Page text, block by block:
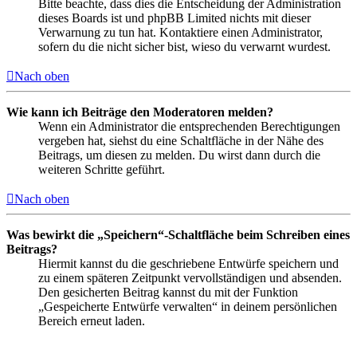
Bitte beachte, dass dies die Entscheidung der Administration
dieses Boards ist und phpBB Limited nichts mit dieser
Verwarnung zu tun hat. Kontaktiere einen Administrator,
sofern du die nicht sicher bist, wieso du verwarnt wurdest.
Nach oben
Wie kann ich Beiträge den Moderatoren melden?
Wenn ein Administrator die entsprechenden Berechtigungen
vergeben hat, siehst du eine Schaltfläche in der Nähe des
Beitrags, um diesen zu melden. Du wirst dann durch die
weiteren Schritte geführt.
Nach oben
Was bewirkt die „Speichern“-Schaltfläche beim Schreiben eines
Beitrags?
Hiermit kannst du die geschriebene Entwürfe speichern und
zu einem späteren Zeitpunkt vervollständigen und absenden.
Den gesicherten Beitrag kannst du mit der Funktion
„Gespeicherte Entwürfe verwalten“ in deinem persönlichen
Bereich erneut laden.